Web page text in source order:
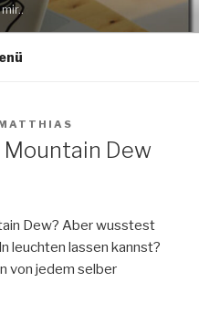
Dew
Dew? Aber wusstest
leuchten lassen kannst?
von jedem selber